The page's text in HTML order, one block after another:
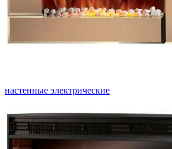
настенные электрические